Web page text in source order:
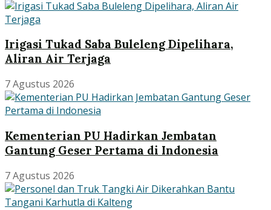
Irigasi Tukad Saba Buleleng Dipelihara,
Aliran Air Terjaga
7 Agustus 2026
Kementerian PU Hadirkan Jembatan
Gantung Geser Pertama di Indonesia
7 Agustus 2026